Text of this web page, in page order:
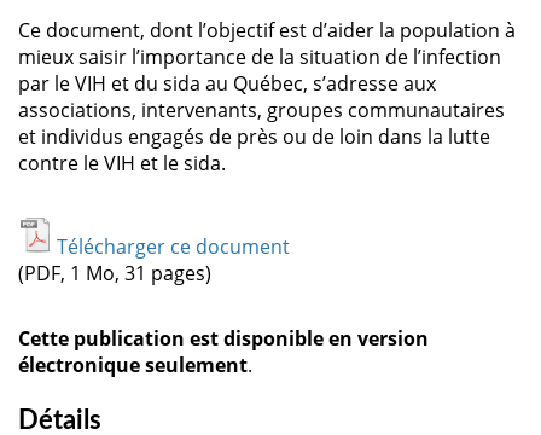
Ce document, dont l’objectif est d’aider la population à
mieux saisir l’importance de la situation de l’infection
par le VIH et du sida au Québec, s’adresse aux
associations, intervenants, groupes communautaires
et individus engagés de près ou de loin dans la lutte
contre le VIH et le sida.
Télécharger ce document
(PDF, 1 Mo, 31 pages)
Cette publication est disponible en version
électronique seulement.
Détails